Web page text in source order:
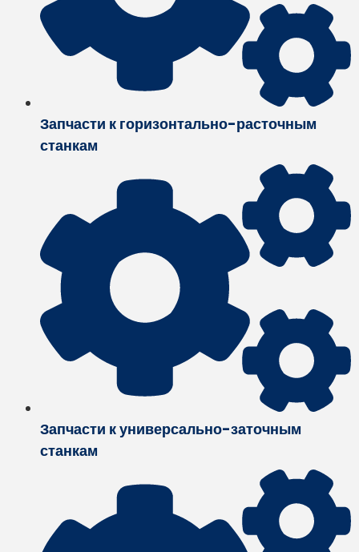
Запчасти к горизонтально-расточным
станкам
Запчасти к универсально-заточным
станкам